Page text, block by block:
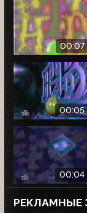
00:07
00:05
00:04
РЕКЛАМНЫЕ